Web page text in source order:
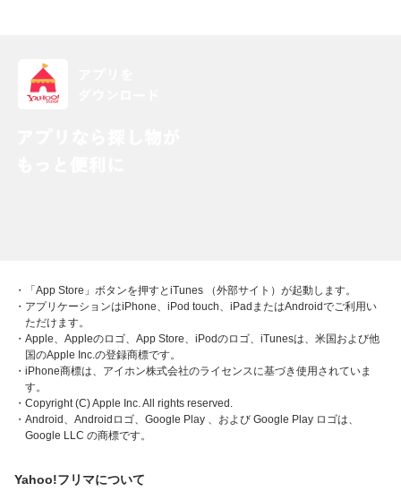
・「App Store」ボタンを押すとiTunes （外部サイト）が起動します。
・アプリケーションはiPhone、iPod touch、iPadまたはAndroidでご利用い
ただけます。
・Apple、Appleのロゴ、App Store、iPodのロゴ、iTunesは、米国および他
国のApple Inc.の登録商標です。
・iPhone商標は、アイホン株式会社のライセンスに基づき使用されていま
す。
・Copyright (C) Apple Inc. All rights reserved.
・Android、Androidロゴ、Google Play 、および Google Play ロゴは、
Google LLC の商標です。
Yahoo!フリマについて